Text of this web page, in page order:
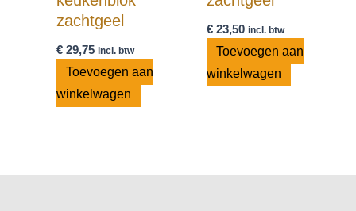
zachtgeel
€ 29,75 incl. btw
Toevoegen aan
winkelwagen
€23,50 incl. btw
Toevoegen aan
winkelwagen